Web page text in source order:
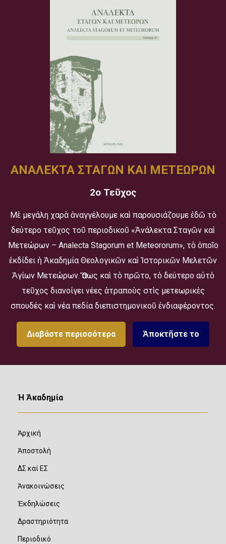
ΑΝΑΛΕΚΤΑ ΣΤΑΓΩΝ ΚΑΙ ΜΕΤΕΩΡΩΝ
2ο Τεῦχος
Μὲ μεγάλη χαρὰ ἀναγγέλουμε καὶ παρουσιάζουμε ἐδῶ τὸ
δεύτερο τεῦχος τοῦ περιοδικοῦ «Ἀνάλεκτα Σταγῶν καὶ
Μετεώρων – Analecta Stagorum et Meteororum», τὸ ὁποῖο
ἐκδίδει ἡ Ἀκαδημία Θεολογικῶν καὶ Ἱστορικῶν Μελετῶν
Ἁγίων Μετεώρων. Ὅπως καὶ τὸ πρῶτο, τὸ δεύτερο αὐτὸ
τεῦχος διανοίγει νέες ἀτραποὺς στὶς μετεωρικὲς
σπουδές καὶ νέα πεδία διεπιστημονικοῦ ἐνδιαφέροντος.
Διαβάστε περισσότερα Ἀποκτῆστε το
Ἡ Ἀκαδημία
Ἀρχική
Ἀποστολή
ΔΣ καί ΕΣ
Ἀνακοινώσεις
Ἐκδηλώσεις
Δραστηριότητα
Περιοδικό